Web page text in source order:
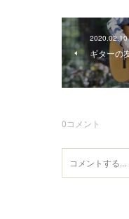
ギターの
0コメント